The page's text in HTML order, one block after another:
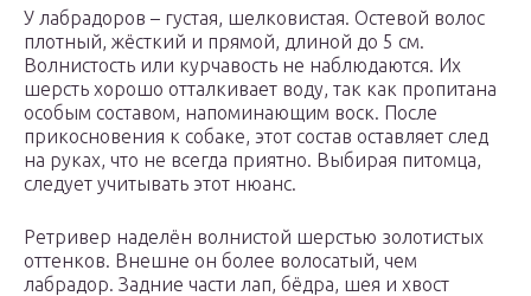
У лабрадоров – густая, шелковистая. Остевой волос
плотный, жёсткий и прямой, длиной до 5 см.
Волнистость или курчавость не наблюдаются. Их
шерсть хорошо отталкивает воду, так как пропитана
особым составом, напоминающим воск. После
прикосновения к собаке, этот состав оставляет след
на руках, что не всегда приятно. Выбирая питомца,
следует учитывать этот нюанс.
Ретривер наделён волнистой шерстью золотистых
оттенков. Внешне он более волосатый, чем
лабрадор. Задние части лап, бёдра, шея и хвост